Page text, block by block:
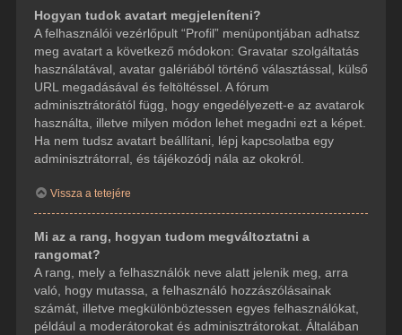
Hogyan tudok avatart megjeleníteni?
A felhasználói vezérlőpult “Profil” menüpontjában adhatsz
meg avatart a következő módokon: Gravatar szolgáltatás
használatával, avatar galériából történő választással, külső
URL megadásával és feltöltéssel. A fórum
adminisztrátorától függ, hogy engedélyezett-e az avatarok
használta, illetve milyen módon lehet megadni ezt a képet.
Ha nem tudsz avatart beállítani, lépj kapcsolatba egy
adminisztrátorral, és tájékozódj nála az okokról.
Vissza a tetejére
Mi az a rang, hogyan tudom megváltoztatni a
rangomat?
A rang, mely a felhasználók neve alatt jelenik meg, arra
való, hogy mutassa, a felhasználó hozzászólásainak
számát, illetve megkülönböztessen egyes felhasználókat,
például a moderátorokat és adminisztrátorokat. Általában